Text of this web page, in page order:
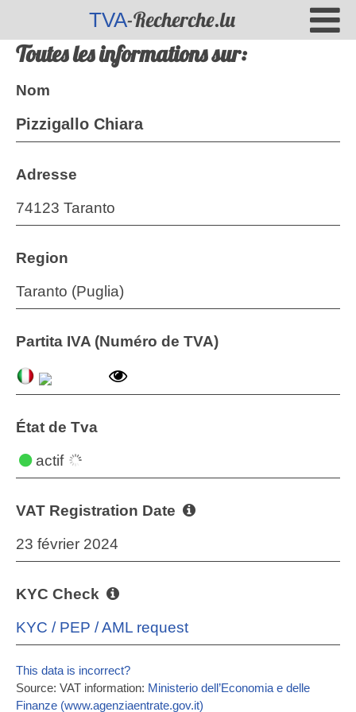
TVA-Recherche.lu
Toutes les informations sur:
Nom
Pizzigallo Chiara
Adresse
74123 Taranto
Region
Taranto (Puglia)
Partita IVA (Numéro de TVA)
État de Tva
actif
VAT Registration Date
23 février 2024
KYC Check
KYC / PEP / AML request
This data is incorrect?
Source: VAT information: Ministerio dell’Economia e delle
Finanze (www.agenziaentrate.gov.it)